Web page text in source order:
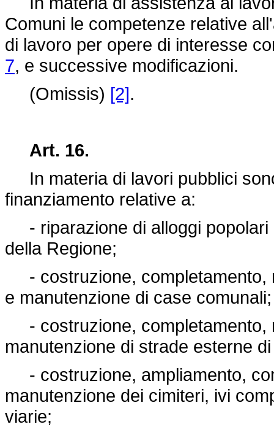
Comuni le competenze relative
di lavoro per opere di interesse
7, e successive modificazioni.
(Omissis) [2].
Art. 16.
In materia di lavori pubblici
finanziamento relative a:
- riparazione di alloggi popolari
della Regione;
- costruzione, completamento,
e manutenzione di case comunali;
- costruzione, completamento,
manutenzione di strade esterne
- costruzione, ampliamento,
manutenzione dei cimiteri, ivi
viarie;